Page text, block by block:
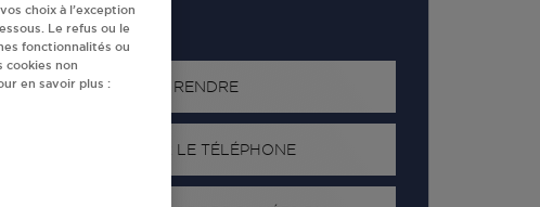
S'Y RENDRE
AFFICHER LE TÉLÉPHONE
choix à l’exception
Le refus ou le
fonctionnalités ou
cookies non
en savoir plus :